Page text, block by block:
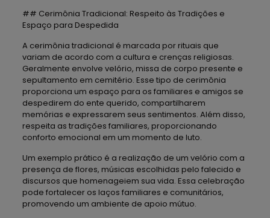
## Cerimônia Tradicional: Respeito às Tradições e
Espaço para Despedida
A cerimônia tradicional é marcada por rituais que
variam de acordo com a cultura e crenças religiosas.
Geralmente envolve velório, missa de corpo presente e
sepultamento em cemitério. Esse tipo de cerimônia
proporciona um espaço para os familiares e amigos se
despedirem do ente querido, compartilharem
memórias e expressarem seus sentimentos. Além disso,
respeita as tradições familiares, proporcionando
conforto emocional em um momento de luto.
Um exemplo prático é a realização de um velório com a
presença de flores, músicas escolhidas pelo falecido e
discursos que homenageiem sua vida. Essa celebração
pode fortalecer os laços familiares e comunitários,
promovendo um ambiente de apoio mútuo.